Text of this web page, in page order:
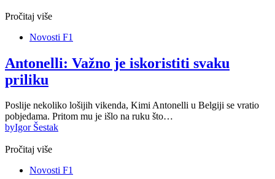
Pročitaj više
Novosti F1
Antonelli: Važno je iskoristiti svaku
priliku
Poslije nekoliko lošijih vikenda, Kimi Antonelli u Belgiji se vratio
pobjedama. Pritom mu je išlo na ruku što…
byIgor Šestak
Pročitaj više
Novosti F1